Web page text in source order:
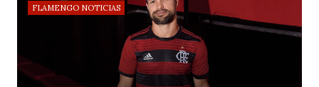
FLAMENGO NOTICIAS